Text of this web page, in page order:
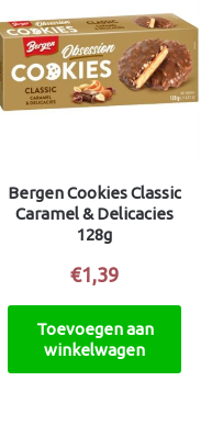
Bergen Cookies Classic
Caramel & Delicacies
128g
€1,39
Toevoegen aan
winkelwagen